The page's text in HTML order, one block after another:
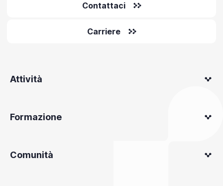
Contattaci
Carriere
Attività
Formazione
Comunità